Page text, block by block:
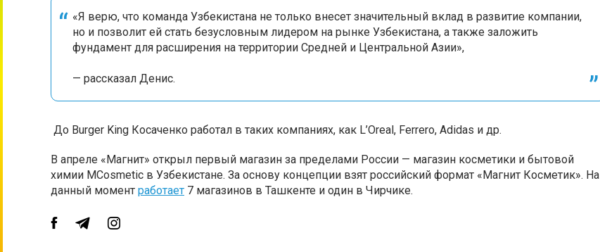
«Я верю, что команда Узбекистана не только внесет значительный вклад в развитие компании,
но и позволит ей стать безусловным лидером на рынке Узбекистана, а также заложить
фундамент для расширения на территории Средней и Центральной Азии»,
— рассказал Денис.
До Burger King Косаченко работал в таких компаниях, как L’Oreal, Ferrero, Adidas и др.
В апреле «Магнит» открыл первый магазин за пределами России — магазин косметики и бытовой
химии MCosmetic в Узбекистане. За основу концепции взят российский формат «Магнит Косметик». На
данный момент работает 7 магазинов в Ташкенте и один в Чирчике.